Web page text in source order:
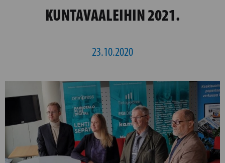
KUNTAVAALEIHIN 2021.
23.10.2020